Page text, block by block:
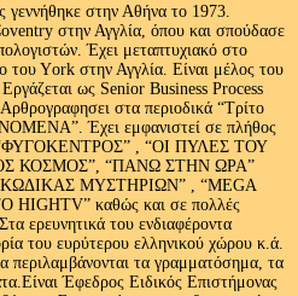
στην Αθήνα το 1973.
στην Αγγλία, όπου και σπούδασε
Έχει μεταπτυχιακό στο
του Υork στην Αγγλία. Είναι μέλος του
ως Senior Business Process
στα περιοδικά “Τρίτο
Έχει εμφανιστεί σε πλήθος
“ΦΥΓΟΚΕΝΤΡΟΣ” , “ΟΙ ΠΥΛΕΣ ΤΟΥ
ΚΟΣΜΟΣ”, “ΠΑΝΩ ΣΤΗΝ ΩΡΑ”
ΜΥΣΤΗΡΙΩΝ” , “MEGA
HIGHTV” καθώς και σε πολλές
ερευνητικά του ενδιαφέροντα
του ευρύτερου ελληνικού χώρου κ.ά.
περιλαμβάνονται τα γραμματόσημα, τα
Έφεδρος Ειδικός Επιστήμονας